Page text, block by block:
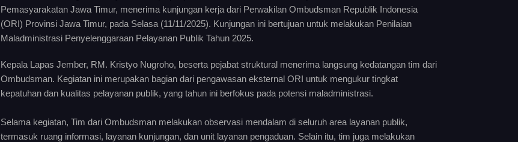
Pemasyarakatan Jawa Timur, menerima kunjungan kerja dari Perwakilan Ombudsman Republik Indonesia
(ORI) Provinsi Jawa Timur, pada Selasa (11/11/2025). Kunjungan ini bertujuan untuk melakukan Penilaian
Maladministrasi Penyelenggaraan Pelayanan Publik Tahun 2025.
Kepala Lapas Jember, RM. Kristyo Nugroho, beserta pejabat struktural menerima langsung kedatangan tim dari
Ombudsman. Kegiatan ini merupakan bagian dari pengawasan eksternal ORI untuk mengukur tingkat
kepatuhan dan kualitas pelayanan publik, yang tahun ini berfokus pada potensi maladministrasi.
Selama kegiatan, Tim dari Ombudsman melakukan observasi mendalam di seluruh area layanan publik,
termasuk ruang informasi, layanan kunjungan, dan unit layanan pengaduan. Selain itu, tim juga melakukan